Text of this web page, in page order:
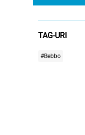
TAG-URI
#Bebbo